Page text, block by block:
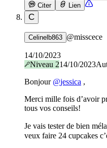
Citer
Lien
C
Celinelb863 @misscece
14/10/2023
Niveau 214/10/2023
Bonjour @jessica ,
Merci mille fois d’avoir
tous vos conseils!
Je vais tester de bien
veux faire 24 cupcakes